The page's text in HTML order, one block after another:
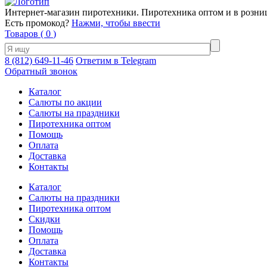
Интернет-магазин пиротехники. Пиротехника оптом и в
Есть промокод? Нажми, чтобы ввести
Товаров ( 0 )
8 (812) 649-11-46 Ответим в Telegram
Обратный звонок
Каталог
Салюты по акции
Салюты на праздники
Пиротехника оптом
Помощь
Оплата
Доставка
Контакты
Каталог
Салюты на праздники
Пиротехника оптом
Скидки
Помощь
Оплата
Доставка
Контакты